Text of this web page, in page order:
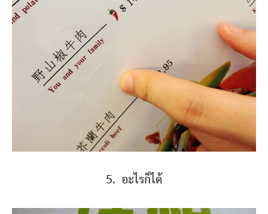
5. อะไรก็ได้